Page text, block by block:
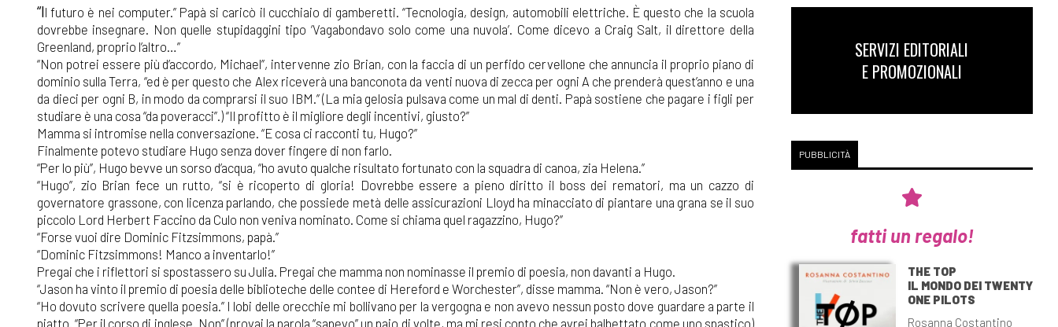
“Il futuro è nei computer.” Papà si caricò il cucchiaio di gamberetti. “Tecnologia, design, automobili elettriche. È questo che la scuola
dovrebbe insegnare. Non quelle stupidaggini tipo ‘Vagabondavo solo come una nuvola’. Come dicevo a Craig Salt, il direttore della
Greenland, proprio l’altro…”
“Non potrei essere più d’accordo, Michael”, intervenne zio Brian, con la faccia di un perfido cervellone che annuncia il proprio piano di
dominio sulla Terra, “ed è per questo che Alex riceverà una banconota da venti nuova di zecca per ogni A che prenderà quest’anno e una
da dieci per ogni B, in modo da comprarsi il suo IBM.” (La mia gelosia pulsava come un mal di denti. Papà sostiene che pagare i figli per
studiare è una cosa “da poveracci”.) “Il profitto è il migliore degli incentivi, giusto?”
Mamma si intromise nella conversazione. “E cosa ci racconti tu, Hugo?”
Finalmente potevo studiare Hugo senza dover fingere di non farlo.
“Per lo più”, Hugo bevve un sorso d’acqua, “ho avuto qualche risultato fortunato con la squadra di canoa, zia Helena.”
“Hugo”, zio Brian fece un rutto, “si è ricoperto di gloria! Dovrebbe essere a pieno diritto il boss dei rematori, ma un cazzo di
governatore grassone, con licenza parlando, che possiede metà delle assicurazioni Lloyd ha minacciato di piantare una grana se il suo
piccolo Lord Herbert Faccino da Culo non veniva nominato. Come si chiama quel ragazzino, Hugo?”
“Forse vuoi dire Dominic Fitzsimmons, papà.”
“Dominic Fitzsimmons! Manco a inventarlo!”
Pregai che i riflettori si spostassero su Julia. Pregai che mamma non nominasse il premio di poesia, non davanti a Hugo.
“Jason ha vinto il premio di poesia delle biblioteche delle contee di Hereford e Worchester”, disse mamma. “Non è vero, Jason?”
“Ho dovuto scrivere quella poesia.” I lobi delle orecchie mi bollivano per la vergogna e non avevo nessun posto dove guardare a parte il
piatto. “Per il corso di inglese. Non” (provai la parola “sapevo” un paio di volte, ma mi resi conto che avrei balbettato come uno spastico)
SERVIZI EDITORIALI
E PROMOZIONALI
PUBBLICITÀ
fatti un regalo!
THE TOP
IL MONDO DEI TWENTY
ONE PILOTS
Rosanna Costantino